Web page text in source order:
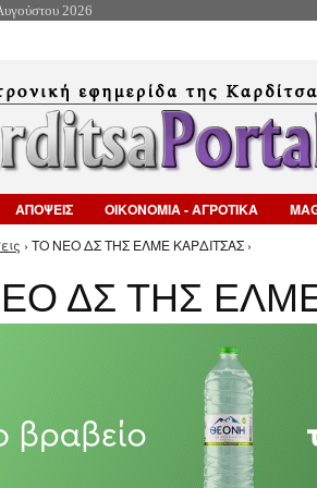
2026
ΑΠΟΨΕΙΣ ΟΙΚΟΝΟΜΙΑ - ΑΓΡΟΤΙΚΑ
› ΤΟ ΝΕΟ ΔΣ ΤΗΣ ΕΛΜΕ ΚΑΡΔΙΤΣΑΣ ›
ΔΣ ΤΗΣ